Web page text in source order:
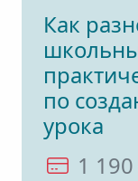
Как
по
урока
1